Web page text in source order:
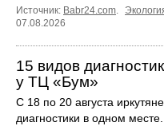
Источник: Babr24.com.
07.08.2026
15 видов
у ТЦ «Бум»
С 18 по 20 августа
диагностики в одном месте.